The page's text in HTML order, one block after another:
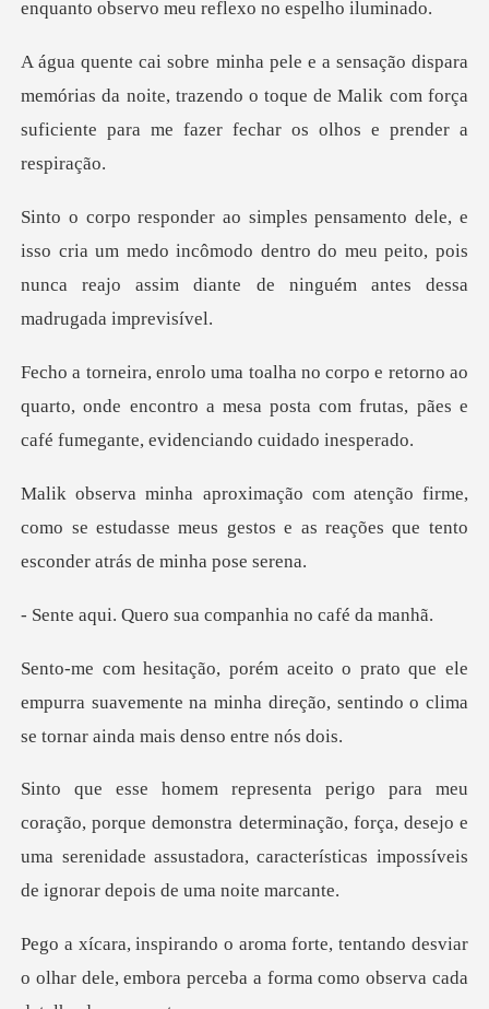
mórias da noite, trazendo o toque de Malik com força
sufic
cria um medo incômodo dentro do meu peito, pois
nunca reajo
o ao
quarto, onde encontro a mesa posta com frutas, p
rme,
como se estudasse meus gestos e as reaçõe
ro sua companhia
ele
empurra suavemente na minha direção, sentindo
monstra determinação, força, desejo e
uma serenidade assustadora,
tando desviar
o olhar dele, embora perceba a